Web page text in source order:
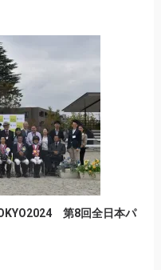
第8回全日本パ